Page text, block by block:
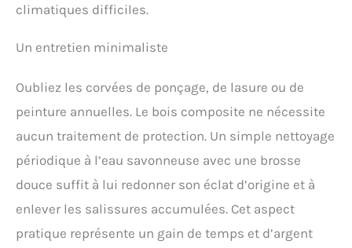
climatiques difficiles.
Un entretien minimaliste
Oubliez les corvées de ponçage, de lasure ou de
peinture annuelles. Le bois composite ne nécessite
aucun traitement de protection. Un simple nettoyage
périodique à l’eau savonneuse avec une brosse
douce suffit à lui redonner son éclat d’origine et à
enlever les salissures accumulées. Cet aspect
pratique représente un gain de temps et d’argent